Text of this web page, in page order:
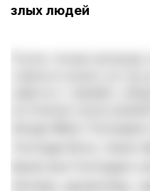
злых людей